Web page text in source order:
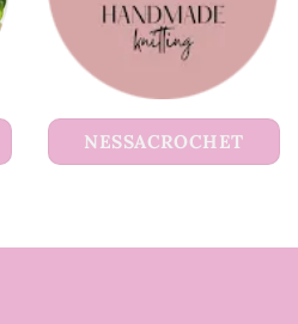
NESSACROCHET